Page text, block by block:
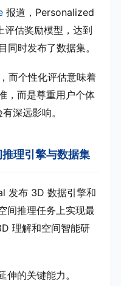
报道，Personalized
估奖励模型，达到
时发布了数据集。
而个性化评估意味着
，而是尊重用户个体
深远影响。
理引擎与数据集
发布 3D 数据引擎和
间推理任务上实现最
理解和空间智能研
的关键能力。